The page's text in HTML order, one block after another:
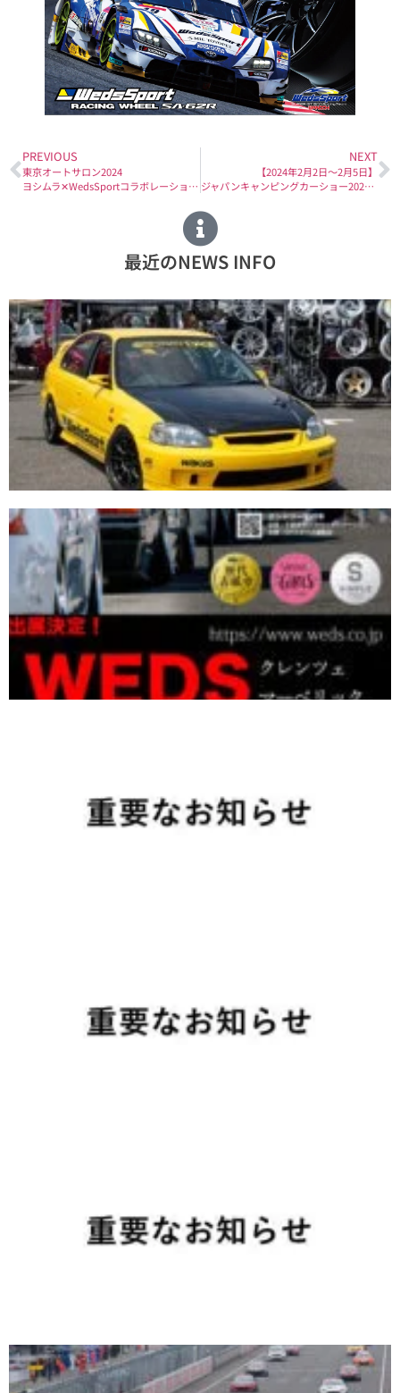
PREVIOUS
東京オートサロン2024
ヨシムラ✕WedsSportコラボレーション記念グッズ限定販売！
NEXT
【2024年2月2日〜2月5日】
ジャパンキャンピングカーショー2024 出展のお知らせ。
最近のNEWS INFO